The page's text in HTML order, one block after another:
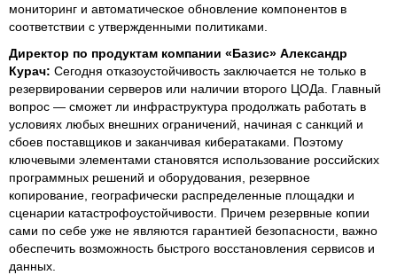
мониторинг и автоматическое обновление компонентов в
соответствии с утвержденными политиками.
Директор по продуктам компании «Базис» Александр
Курач: Сегодня отказоустойчивость заключается не только в
резервировании серверов или наличии второго ЦОДа. Главный
вопрос — сможет ли инфраструктура продолжать работать в
условиях любых внешних ограничений, начиная с санкций и
сбоев поставщиков и заканчивая кибератаками. Поэтому
ключевыми элементами становятся использование российских
программных решений и оборудования, резервное
копирование, географически распределенные площадки и
сценарии катастрофоустойчивости. Причем резервные копии
сами по себе уже не являются гарантией безопасности, важно
обеспечить возможность быстрого восстановления сервисов и
данных.